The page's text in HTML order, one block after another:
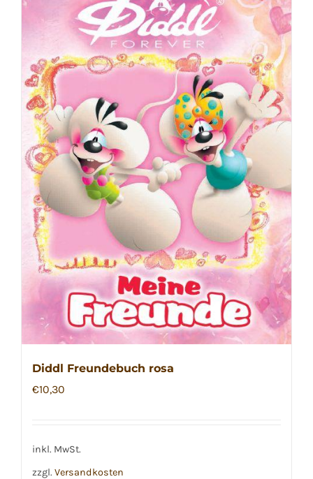
Diddl Freundebuch rosa
€10,30
inkl. MwSt.
zzgl. Versandkosten